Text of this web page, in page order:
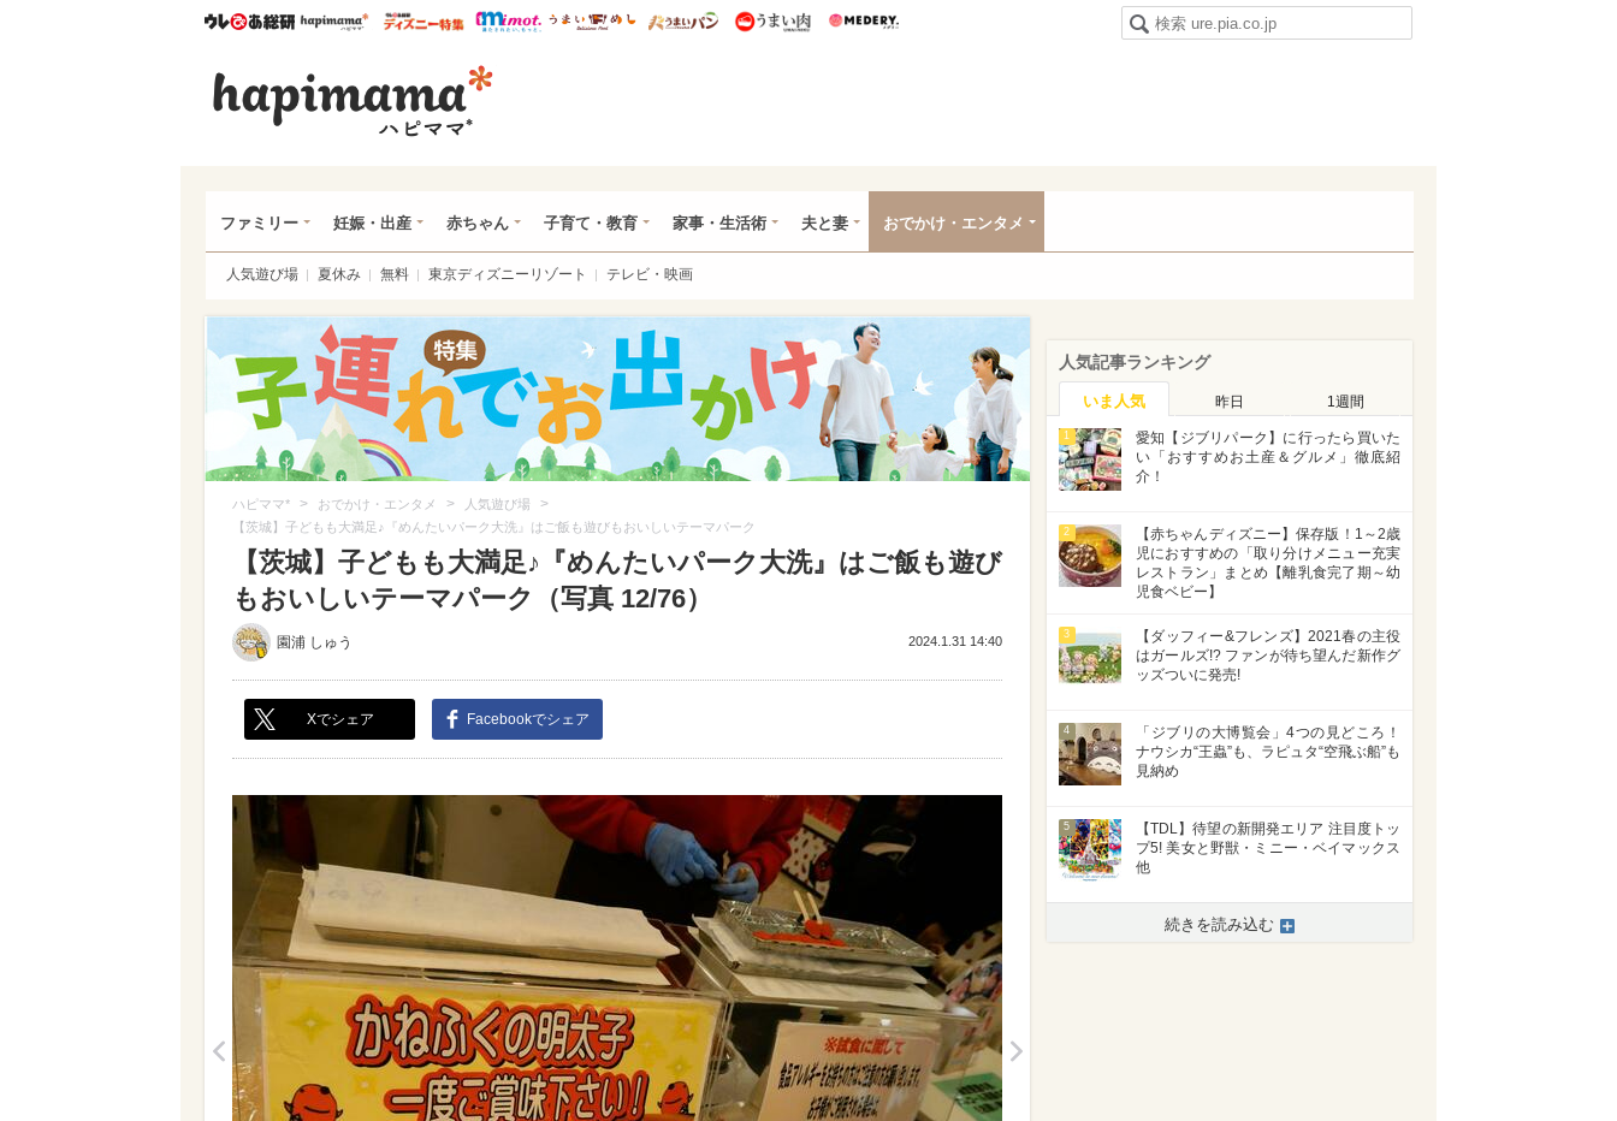
ウレぴあ総研ハピママ* ウレぴあ総研 ディズニー特集
mimot. うまいめし うまいパン うまい肉
ファミリー 妊娠・出産 赤ちゃん 子育て・教育 家事・生活術 夫と妻 おでかけ・エンタメ
人気遊び場 夏休み 無料 東京ディズニーリゾート テレビ・映画
ハピママ* > おでかけ・エンタメ > 人気遊び場 >
【茨城】子どもも大満足♪『めんたいパーク大洗』はご飯も遊びもおいしいテーマパーク
【茨城】子どもも大満足♪『めんたいパーク大洗』はご飯も遊び
もおいしいテーマパーク（写真 12/76）
園浦 しゅう 2024.1.31 14:40
Xでシェア Facebookでシェア
人気記事ランキング
いま人気 昨日 1週間
1
愛知【ジブリパーク】に行ったら買いた
い「おすすめお土産＆グルメ」徹底紹
介！
2
【赤ちゃんディズニー】保存版！1～2歳
児におすすめの「取り分けメニュー充実
レストラン」まとめ【離乳食完了期～幼
児食ベビー】
3
【ダッフィー&フレンズ】2021春の主役
はガールズ!? ファンが待ち望んだ新作グ
ッズついに発売!
4
「ジブリの大博覧会」4つの見どころ！
ナウシカ“王蟲”も、ラピュタ“空飛ぶ船”も
見納め
5
【TDL】待望の新開発エリア 注目度トッ
プ5! 美女と野獣・ミニー・ベイマックス
他
続きを読み込む